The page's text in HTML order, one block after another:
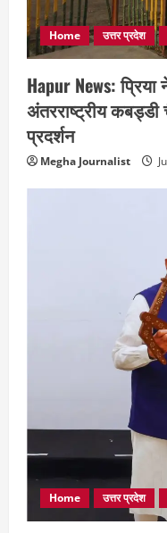
Home उत्तर प्रदेश
Hapur News:
अंतरराष्ट्रीय कबड्डी
प्रदर्शन
Megha Journalist
Home उत्तर प्रदेश